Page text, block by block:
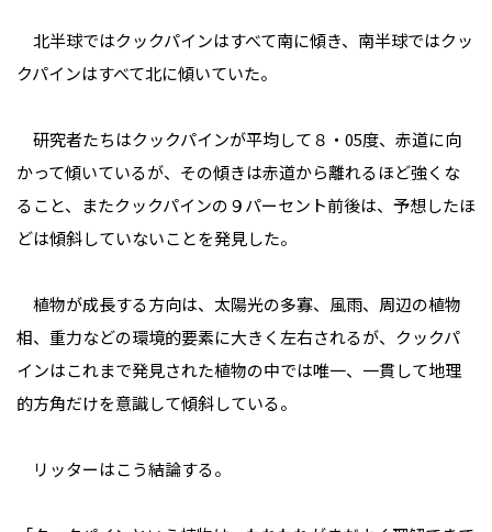
北半球ではクックパインはすべて南に傾き、南半球ではクッ
クパインはすべて北に傾いていた。
研究者たちはクックパインが平均して８・05度、赤道に向
かって傾いているが、その傾きは赤道から離れるほど強くな
ること、またクックパインの９パーセント前後は、予想したほ
どは傾斜していないことを発見した。
植物が成長する方向は、太陽光の多寡、風雨、周辺の植物
相、重力などの環境的要素に大きく左右されるが、クックパ
インはこれまで発見された植物の中では唯一、一貫して地理
的方角だけを意識して傾斜している。
リッターはこう結論する。